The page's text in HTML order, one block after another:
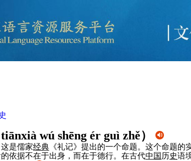
tiānxià wú shēng ér guì zhě）
这是儒家经典 《礼记》提出的一个命题。这个命题
依据不在于出身，而在于德行。在古代中国 历史语